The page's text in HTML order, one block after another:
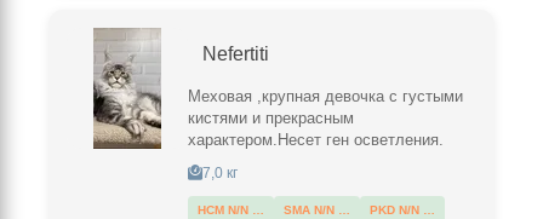
Nefertiti
Меховая ,крупная девочка с густыми
кистями и прекрасным
характером.Несет ген осветления.
7,0 кг
HCM N/N … SMA N/N … PKD N/N …